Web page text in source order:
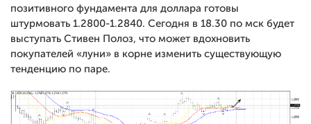
позитивного фундамента для доллара готовы
штурмовать 1.2800-1.2840. Сегодня в 18.30 по мск будет
выступать Стивен Полоз, что может вдохновить
покупателей «луни» в корне изменить существующую
тенденцию по паре.